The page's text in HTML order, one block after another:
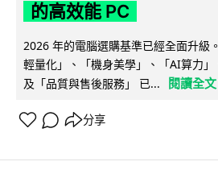
的高效能 PC
2026 年的電腦選購基準已經全面升級
輕量化」、「機身美學」、「AI算力
及「品質與售後服務」 已...
閱讀全文
分享